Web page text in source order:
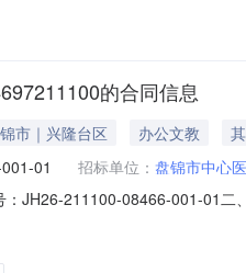
的合同信息
市｜兴隆台区 办公文教
01 招标单位： 盘锦市中心
：JH26-211100-08466-001-01
公司地址：辽宁省沈阳市和平